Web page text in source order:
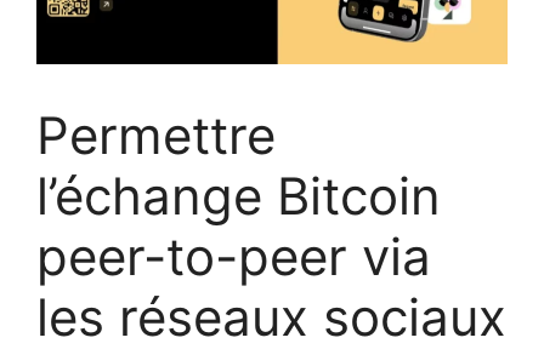
Permettre
l’échange Bitcoin
peer-to-peer via
les réseaux sociaux